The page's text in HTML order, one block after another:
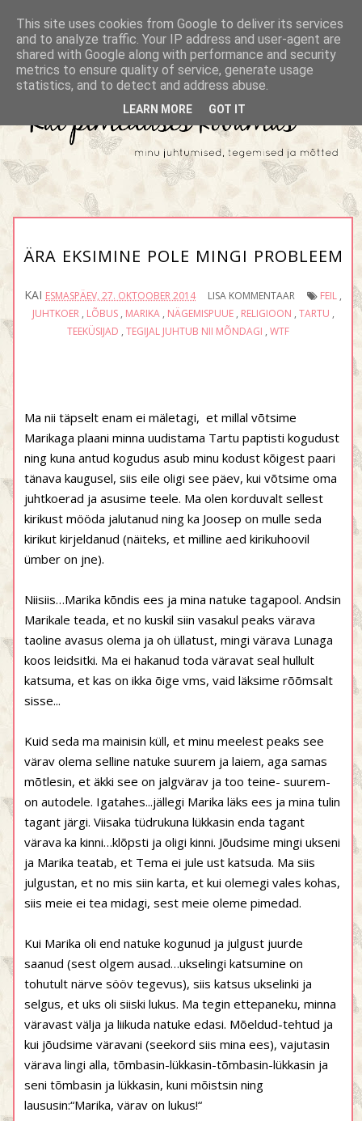
ÄRA EKSIMINE POLE MINGI PROBLEEM
KAI ESMASPÄEV, 27. OKTOOBER 2014 LISA KOMMENTAAR FEIL ,
JUHTKOER, LÕBUS, MARIKA, NÄGEMISPUUE, RELIGIOON , TARTU ,
TEEKÜSIJAD , TEGIJAL JUHTUB NII MÕNDAGI , WTF
Ma nii täpselt enam ei mäletagi, et millal võtsime
Marikaga plaani minna uudistama Tartu paptisti kogudust
ning kuna antud kogudus asub minu kodust kõigest paari
tänava kaugusel, siis eile oligi see päev, kui võtsime oma
juhtkoerad ja asusime teele. Ma olen korduvalt sellest
kirikust mööda jalutanud ning ka Joosep on mulle seda
kirikut kirjeldanud (näiteks, et milline aed kirikuhoovil
ümber on jne).
Niisiis…Marika kõndis ees ja mina natuke tagapool. Andsin
Marikale teada, et no kuskil siin vasakul peaks värava
taoline avasus olema ja oh üllatust, mingi värava Lunaga
koos leidsitki. Ma ei hakanud toda väravat seal hullult
katsuma, et kas on ikka õige vms, vaid läksime rõõmsalt
sisse...
Kuid seda ma mainisin küll, et minu meelest peaks see
värav olema selline natuke suurem ja laiem, aga samas
mõtlesin, et äkki see on jalgvärav ja too teine- suurem-
on autodele. Igatahes...jällegi Marika läks ees ja mina tulin
tagant järgi. Viisaka tüdrukuna lükkasin enda tagant
värava ka kinni…klõpsti ja oligi kinni. Jõudsime mingi ukseni
ja Marika teatab, et Tema ei jule ust katsuda. Ma siis
julgustan, et no mis siin karta, et kui olemegi vales kohas,
siis meie ei tea midagi, sest meie oleme pimedad.
Kui Marika oli end natuke kogunud ja julgust juurde
saanud (sest olgem ausad…ukselingi katsumine on
tohutult närve sööv tegevus), siis katsus ukselinki ja
selgus, et uks oli siiski lukus. Ma tegin ettepaneku, minna
väravast välja ja liikuda natuke edasi. Mõeldud-tehtud ja
kui jõudsime väravani (seekord siis mina ees), vajutasin
värava lingi alla, tõmbasin-lükkasin-tõmbasin-lükkasin ja
seni tõmbasin ja lükkasin, kuni mõistsin ning
laususin:“Marika, värav on lukus!“
This site uses cookies from Google to deliver its services
and to analyze traffic. Your IP address and user-agent are
shared with Google along with performance and security
metrics to ensure quality of service, generate usage
statistics, and to detect and address abuse.
LEARN MORE GOT IT